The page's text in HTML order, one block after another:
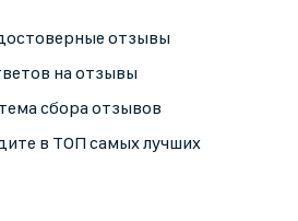
отзывы
на отзывы
сбора отзывов
в ТОП самых лучших